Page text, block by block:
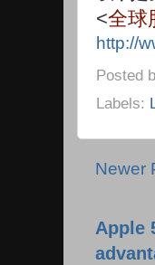
<全球
http://
Posted
Labels:
Newer
Apple